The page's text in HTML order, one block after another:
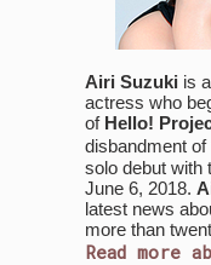
Airi Suzuki is
actress who
of Hello!
disbandment of
solo debut with
June 6, 2018.
latest news
more than
Read more